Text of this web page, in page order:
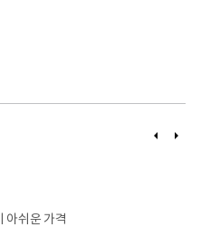
아쉬운 가격
이
다